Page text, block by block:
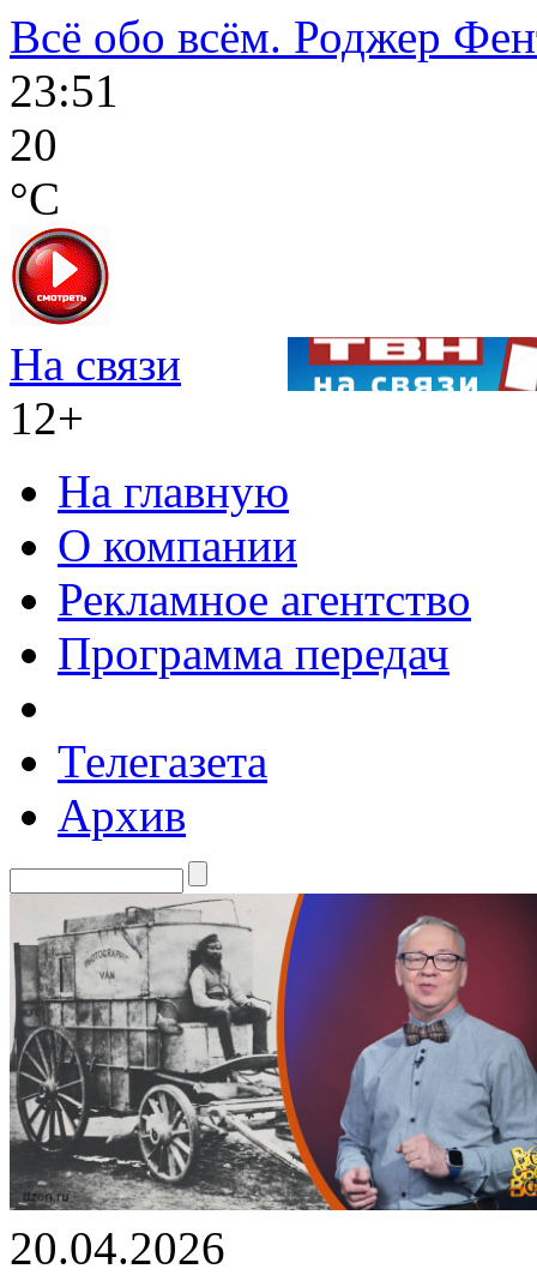
Всё обо всём. Роджер
23:51
20
°C
На связи
12+
На главную
О компании
Рекламное агентство
Программа передач
Телегазета
Архив
20.04.2026